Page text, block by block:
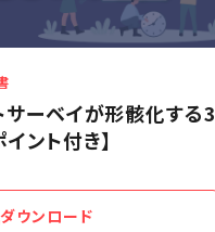
サーベイが形骸化する3
ント付き】
ダウンロード